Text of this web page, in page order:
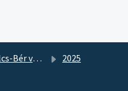
verziótájékoztatók 2025